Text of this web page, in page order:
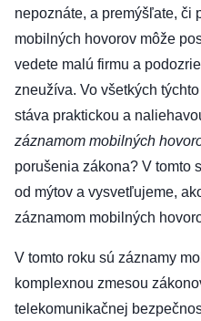
nepoznáte, a premýšľate, či
mobilných hovorov môže
vedete malú firmu a
zneužíva. Vo všetkých
stáva praktickou a
záznamom mobilných
porušenia zákona? V tomto
od mýtov a vysvetľujeme,
záznamom mobilných
V tomto roku sú záznamy
komplexnou zmesou
telekomunikačnej